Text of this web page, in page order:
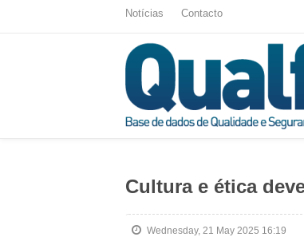
Notícias Contacto
Cultura e ética
Wednesday, 21 May 2025 16:19